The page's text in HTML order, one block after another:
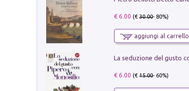
€ 6.00 (€30.00- 80%)
aggiungi al carrello
€ 6.00 (€15.00- 60%)